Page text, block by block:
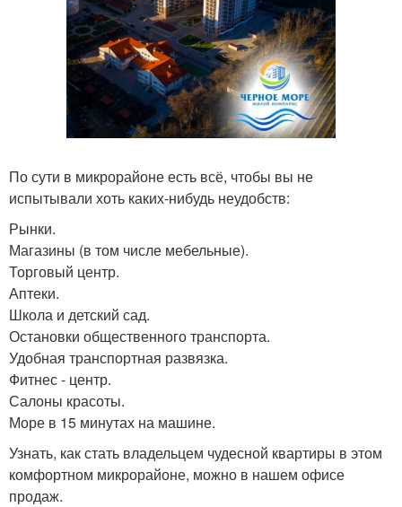
По сути в микрорайоне есть всё, чтобы вы не
испытывали хоть каких-нибудь неудобств:
Рынки.
Магазины (в том числе мебельные).
Торговый центр.
Аптеки.
Школа и детский сад.
Остановки общественного транспорта.
Удобная транспортная развязка.
Фитнес - центр.
Салоны красоты.
Море в 15 минутах на машине.
Узнать, как стать владельцем чудесной квартиры в этом
комфортном микрорайоне, можно в нашем офисе
продаж.